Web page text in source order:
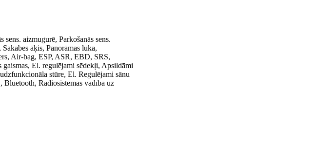
aizmugurē, Parkošanās sens.
āķis, Panorāmas lūka,
Air-bag, ESP, ASR, EBD, SRS,
El. regulējami sēdekļi, Apsildāmi
stūre, El. Regulējami sānu
Radiosistēmas vadība uz